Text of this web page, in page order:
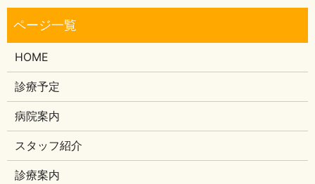
HOME
診療予定
病院案内
スタッフ紹介
診療案内